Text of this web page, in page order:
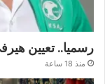
رسميا.. تعيين
منذ 18 ساعة